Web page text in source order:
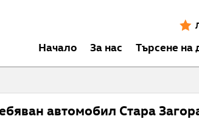
Началo За нас Търсене на
автомобил Стара